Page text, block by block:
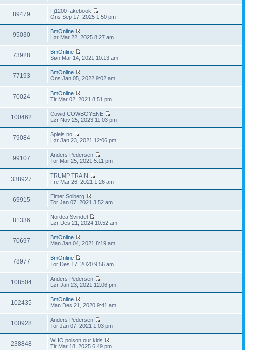
89479
Fj1200 fakebook
Ons Sep 17, 2025 1:50 pm
95030
BmOnline
Lør Mar 22, 2025 8:27 am
73928
BmOnline
Søn Mar 14, 2021 10:13 am
77193
BmOnline
Ons Jan 05, 2022 9:02 am
70024
BmOnline
Tir Mar 02, 2021 8:51 pm
100462
Cowid COWBOYENE
Lør Nov 25, 2023 11:03 pm
79084
Spleis.no
Lør Jan 23, 2021 12:06 pm
99107
Anders Pedersen
Tor Mar 25, 2021 5:11 pm
338927
TRUMP TRAIN
Fre Mar 26, 2021 1:26 am
69915
Elmer Solberg
Tor Jan 07, 2021 3:52 am
81336
Nordea Svindel
Lør Des 21, 2024 10:52 am
70697
BmOnline
Man Jan 04, 2021 8:19 am
78977
BmOnline
Tor Des 17, 2020 9:56 am
108504
Anders Pedersen
Lør Jan 23, 2021 12:06 pm
102435
BmOnline
Man Des 21, 2020 9:41 am
100928
Anders Pedersen
Tor Jan 07, 2021 1:03 pm
238848
WHO poison our kids
Tir Mar 18, 2025 6:49 pm